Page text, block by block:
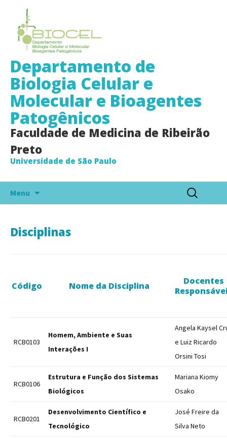
Departamento de
Biologia Celular e
Molecular e Bioagentes
Patogênicos
Faculdade de Medicina de Ribeirão
Preto
Universidade de São Paulo
Menu
Pesquisar
por:
Disciplinas
Código Nome da Disciplina
Docentes
RCB0103
Homem, Ambiente e Suas
Interações I
Angela Kaysel
e Luiz Ricardo
Orsini Tosi
RCB0106
Estrutura e Função dos Sistemas
Biológicos
Mariana Kiomy
Osako
RCB0201
Desenvolvimento Científico e
Tecnológico
José Freire da
Silva Neto